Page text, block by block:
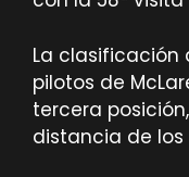
La clasificación
pilotos de
tercera
distancia de los